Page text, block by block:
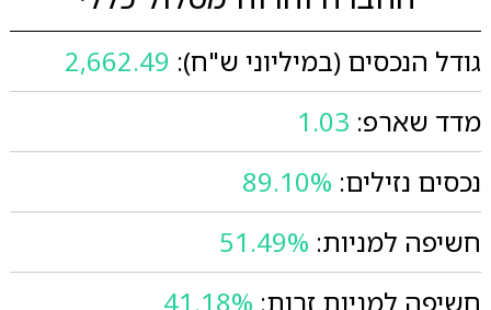
גודל הנכסים (במיליוני ש"ח): 2,662.49
מדד שארפ: 1.03
נכסים נזילים: 89.10%
חשיפה למניות: 51.49%
חשיפה למניות זרות: 41.18%